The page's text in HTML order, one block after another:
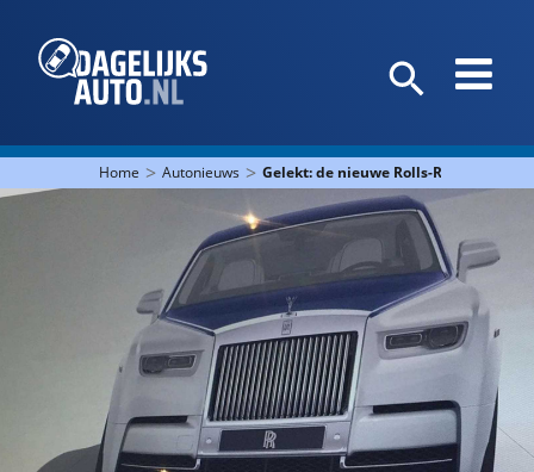
Home > Autonieuws > Gelekt: de nieuwe Rolls-Royce